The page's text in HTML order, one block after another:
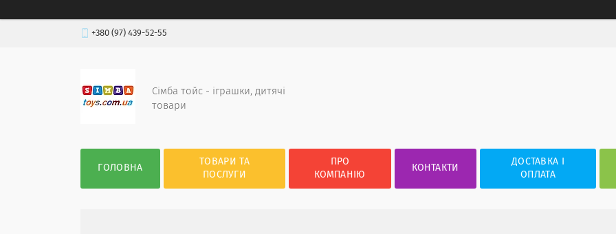
+380 (97) 439-52-55
Сімба тойс - іграшки, дитячі
товари
ГОЛОВНА
ТОВАРИ ТА
ПОСЛУГИ
ПРО
КОМПАНІЮ
КОНТАКТИ
ДОСТАВКА І
ОПЛАТА